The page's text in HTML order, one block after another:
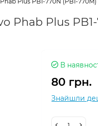
Phab Plus
В
80 грн.
Знайшли